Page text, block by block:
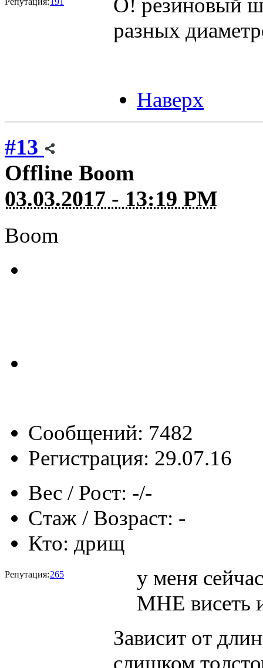
О! резиновый
разных
Наверх
#13
Offline Boom
03.03.2017 - 13:19 PM
Boom
Сообщений: 7482
Регистрация: 29.07.16
Вес / Рост: -/-
Стаж / Возраст: -
Кто: дрищ
Репутация:265
у меня
МНЕ висеть
Зависит от
слишком